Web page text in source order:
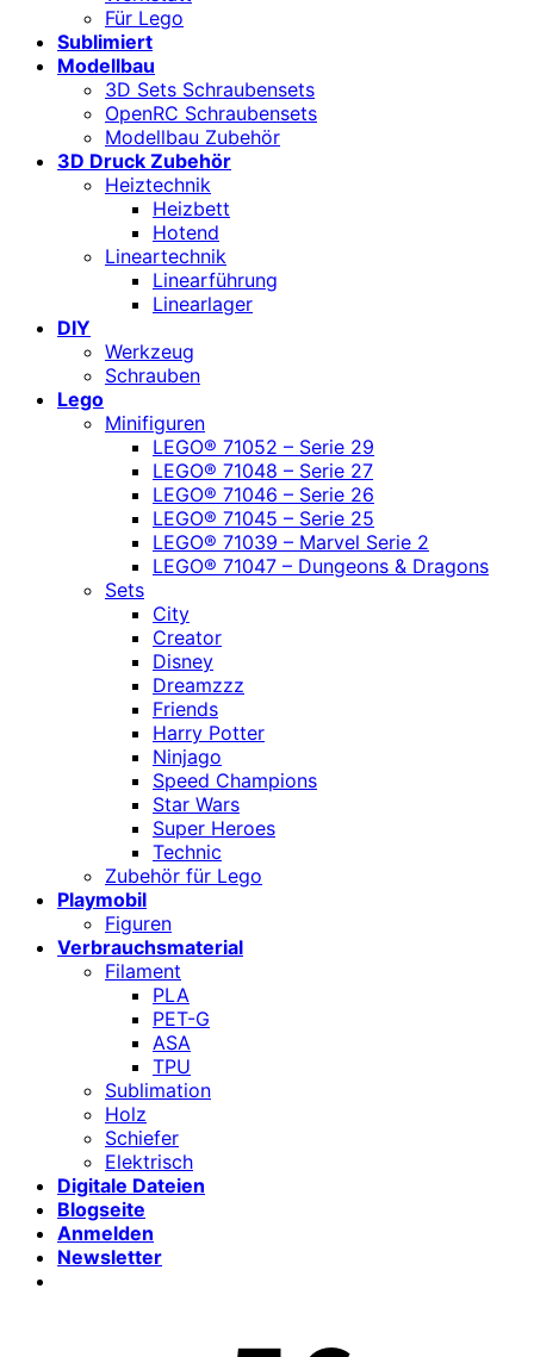
Für Lego
Sublimiert
Modellbau
3D Sets Schraubensets
OpenRC Schraubensets
Modellbau Zubehör
3D Druck Zubehör
Heiztechnik
Heizbett
Hotend
Lineartechnik
Linearführung
Linearlager
DIY
Werkzeug
Schrauben
Lego
Minifiguren
LEGO® 71052 – Serie 29
LEGO® 71048 – Serie 27
LEGO® 71046 – Serie 26
LEGO® 71045 – Serie 25
LEGO® 71039 – Marvel Serie 2
LEGO® 71047 – Dungeons & Dragons
Sets
City
Creator
Disney
Dreamzzz
Friends
Harry Potter
Ninjago
Speed Champions
Star Wars
Super Heroes
Technic
Zubehör für Lego
Playmobil
Figuren
Verbrauchsmaterial
Filament
PLA
PET-G
ASA
TPU
Sublimation
Holz
Schiefer
Elektrisch
Digitale Dateien
Blogseite
Anmelden
Newsletter